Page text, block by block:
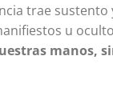
trae sustento
u
manos,